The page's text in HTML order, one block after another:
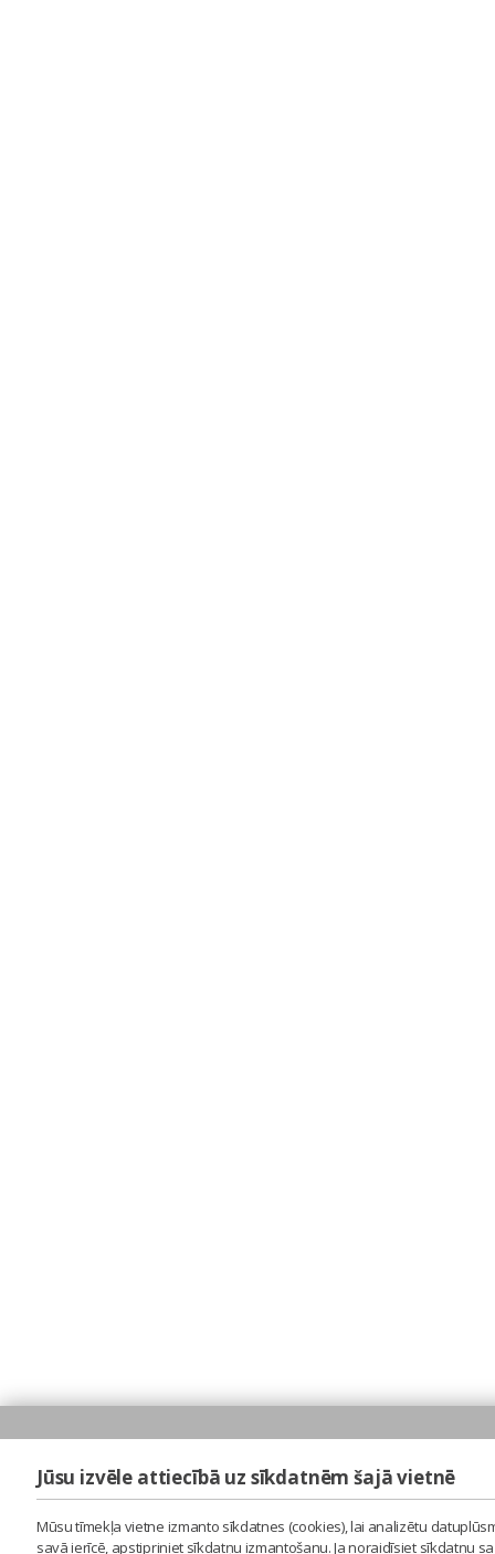
Jūsu izvēle attiecībā uz sīkdatnēm šajā vietnē
Mūsu tīmekļa vietne izmanto sīkdatnes (cookies), lai analizētu
savā ierīcē, apstipriniet sīkdatņu izmantošanu. Ja noraidīsiet sīkdatņu